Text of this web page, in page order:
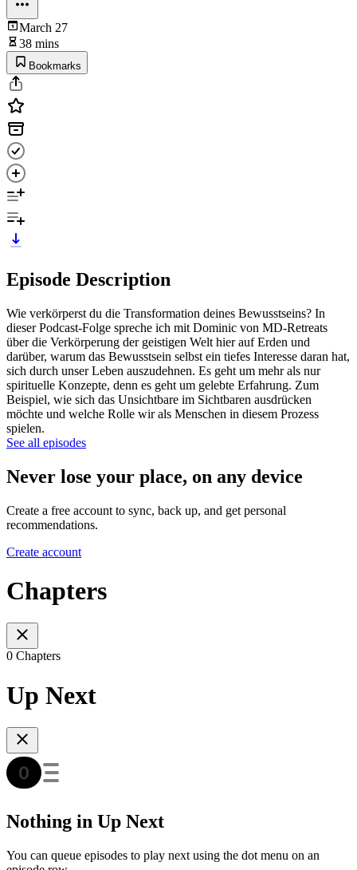
March 27
38 mins
Bookmarks
Episode Description
Wie verkörperst du die Transformation deines Bewusstseins? In
dieser Podcast-Folge spreche ich mit Dominic von MD-Retreats
über die Verkörperung der geistigen Welt hier auf Erden und
darüber, warum das Bewusstsein selbst ein tiefes Interesse daran hat,
sich durch unser Leben auszudehnen. Es geht um mehr als nur
spirituelle Konzepte, denn es geht um gelebte Erfahrung. Zum
Beispiel, wie sich das Unsichtbare im Sichtbaren ausdrücken
möchte und welche Rolle wir als Menschen in diesem Prozess
spielen.
See all episodes
Never lose your place, on any device
Create a free account to sync, back up, and get personal
recommendations.
Create account
Chapters
0 Chapters
Up Next
Nothing in Up Next
You can queue episodes to play next using the dot menu on an